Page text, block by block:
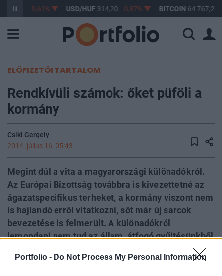
Portfolio - Do Not Process My Personal Information
363,17 -0,61% USD/HUF 314,20 -0,87% BITCOIN 64 767,29
ELŐFIZETŐI TARTALOM
Rendkívüli számok: őket püföli a
kormány
Csiki Gergely
2014. július 16. 05:43
Megint dúl a vita a magyarországi különadókról.
Az Európai Bizottság továbbra is kivezettetné az
ágazatspecifikus terheket, a kormány viszont nem
is hajlandó erről vitatkozni, sőt már új sarcok
bevezetése is felmerült. A különadókról
lemondani nem tud az állam, átfogó gyűjtésünkből
ugyanis kiderül, hogy már rendkívüli mértékben
függ ezektől a bevételektől a költségvetés. És ha a